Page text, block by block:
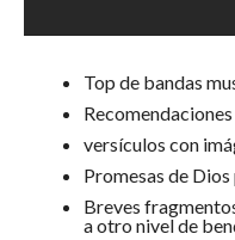
Top de bandas
versículos con
Promesas de
Breves
a otro nivel de